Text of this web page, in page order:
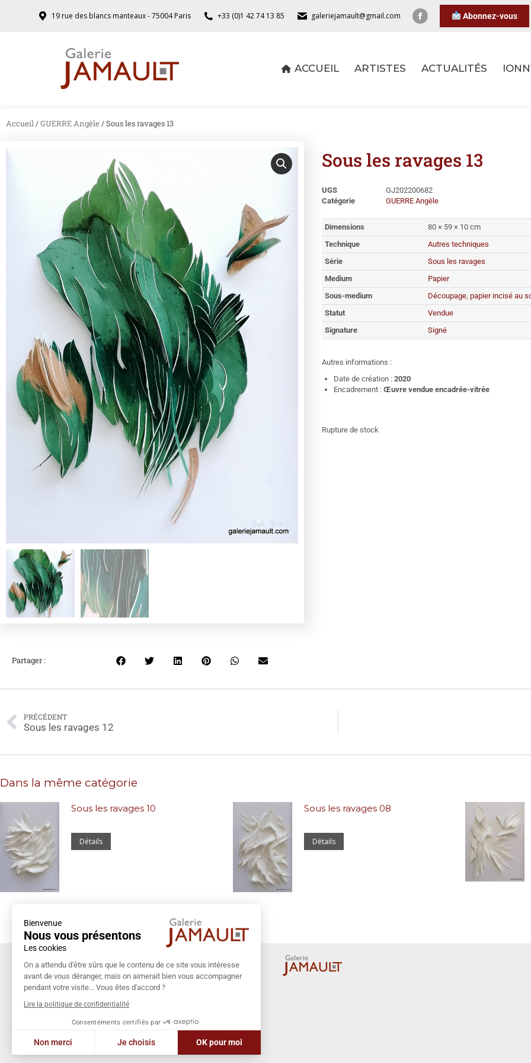
Bienvenue
Nous vous présentons
Les cookies
On a attendu d'être sûrs que le contenu de ce site vous intéresse
avant de vous déranger, mais on aimerait bien vous accompagner
pendant votre visite... Vous êtes d'accord ?
Lire la politique de confidentialité
Consentements certifiés par
Non merci Je choisis OK pour moi
19 rue des blancs manteaux - 75004 Paris +33 (0)1 42 74 13 85 galeriejamault@gmail.com Abonnez-vous
ACCUEIL ARTISTES ACTUALITÉS
Accueil /GUERRE Angèle / Sous les ravages 13
Sous les ravages 13
UGS
GJ202200682
Catégorie
GUERRE Angèle
Dimensions
80 × 59 × 10 cm
Technique
Autres techniques
Série
Sous les ravages
Medium
Papier
Sous-medium
Découpage, papier incisé au
Statut
Vendue
Signature
Signé
Autres informations :
Date de création : 2020
Encadrement : Œuvre vendue encadrée-vitrée
Rupture de stock
Partager :
PRÉCÉDENT
Sous les ravages 12
Dans la même catégorie
Sous les ravages 10
Détails
Sous les ravages 08
Détails
Coordonnées
Galerie Jamault
galeriejamault@gmail.com